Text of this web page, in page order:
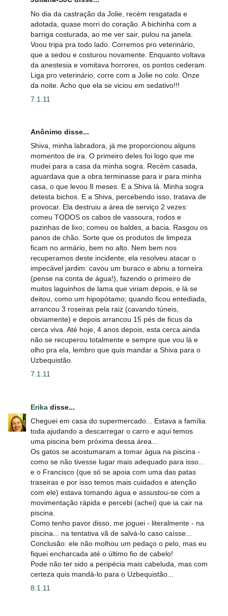
No dia da castração da Jolie, recém resgatada e
adotada, quase morri do coração. A bichinha com a
barriga costurada, ao me ver sair, pulou na janela.
Voou tripa pra todo lado. Corremos pro veterinário,
que a sedou e costurou novamente. Enquanto voltava
da anestesia e vomitava horrores, os pontos cederam.
Liga pro veterinário, corre com a Jolie no colo. Onze
da noite. Acho que ela se viciou em sedativo!!!
7.1.11
Anônimo disse...
Shiva, minha labradora, já me proporcionou alguns
momentos de ira. O primeiro deles foi logo que me
mudei para a casa da minha sogra. Recém casada,
aguardava que a obra terminasse para ir para minha
casa, o que levou 8 meses. E a Shiva lá. Minha sogra
detesta bichos. E a Shiva, percebendo isso, tratava de
provocar. Ela destruiu a área de serviço 2 vezes:
comeu TODOS os cabos de vassoura, rodos e
pazinhas de lixo; comeu os baldes, a bacia. Rasgou os
panos de chão. Sorte que os produtos de limpeza
ficam no armário, bem no alto. Nem bem nos
recuperamos deste incidente, ela resolveu atacar o
impecável jardim: cavou um buraco e abriu a torneira
(pense na conta de água!), fazendo o primeiro de
muitos laguinhos de lama que viriam depois, e lá se
deitou, como um hipopótamo; quando ficou entediada,
arrancou 3 roseiras pela raiz (cavando túneis,
obviamente) e depois arrancou 15 pés de ficus da
cerca viva. Até hoje, 4 anos depois, esta cerca ainda
não se recuperou totalmente e sempre que vou lá e
olho pra ela, lembro que quis mandar a Shiva para o
Uzbequistão.
7.1.11
Erika disse...
Cheguei em casa do supermercado... Estava a família
toda ajudando a descarregar o carro e aqui temos
uma piscina bem próxima dessa área...
Os gatos se acostumaram a tomar água na piscina -
como se não tivesse lugar mais adequado para isso...
e o Francisco (que só se apoia com uma das patas
traseiras e por isso temos mais cuidados e atenção
com ele) estava tomando água e assustou-se com a
movimentação rápida e percebi (achei) que ia cair na
piscina.
Como tenho pavor disso, me joguei - literalmente - na
piscina... na tentativa vã de salvá-lo caso caísse...
Conclusão: ele não molhou um pedaço o pelo, mas eu
fiquei encharcada até o último fio de cabelo!
Pode não ter sido a peripécia mais cabeluda, mas com
certeza quis mandá-lo para o Uzbequistão...
8.1.11